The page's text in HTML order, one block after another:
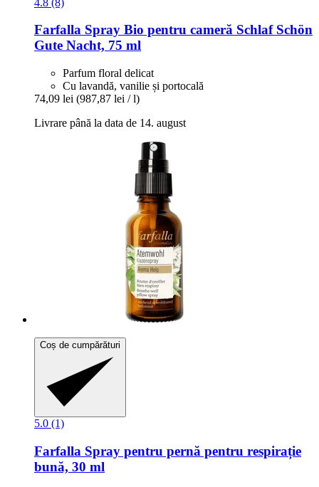
Farfalla Spray Bio pentru cameră Schlaf Schön
Gute Nacht, 75 ml
Parfum floral delicat
Cu lavandă, vanilie și portocală
74,09 lei (987,87 lei / l)
Livrare până la data de 14. august
Coș de cumpărături
5.0 (1)
Farfalla Spray pentru pernă pentru respirație
bună, 30 ml